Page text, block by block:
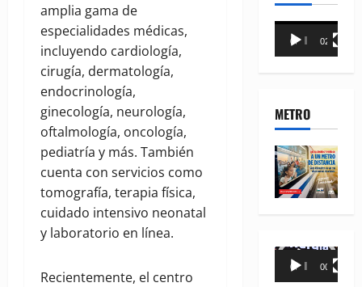
amplia gama de
especialidades médicas,
incluyendo cardiología,
cirugía, dermatología,
endocrinología,
ginecología, neurología,
oftalmología, oncología,
pediatría y más. También
cuenta con servicios como
tomografía, terapia física,
cuidado intensivo neonatal
y laboratorio en línea.
Recientemente, el centro
Reproductor
00:00 02:18
METRO
Reproductor
00:00 00:35